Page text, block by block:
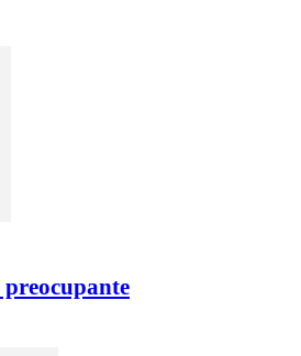
preocupante